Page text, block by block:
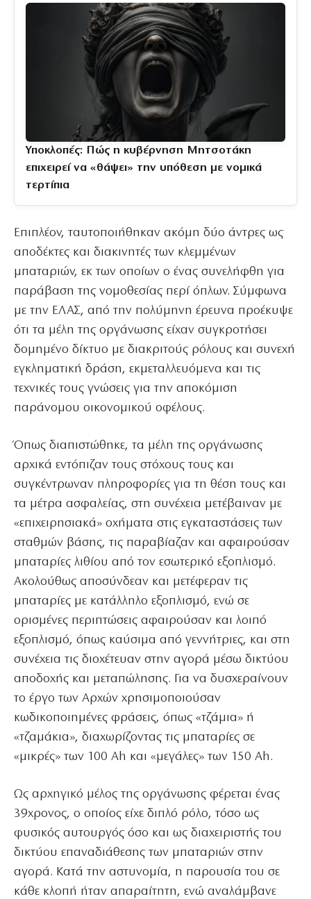
Υποκλοπές: Πώς η κυβέρνηση Μητσοτάκη
επιχειρεί να «θάψει» την υπόθεση με νομικά
τερτίπια
Επιπλέον, ταυτοποιήθηκαν ακόμη δύο άντρες ως
αποδέκτες και διακινητές των κλεμμένων
μπαταριών, εκ των οποίων ο ένας συνελήφθη για
παράβαση της νομοθεσίας περί όπλων. Σύμφωνα
με την ΕΛΑΣ, από την πολύμηνη έρευνα προέκυψε
ότι τα μέλη της οργάνωσης είχαν συγκροτήσει
δομημένο δίκτυο με διακριτούς ρόλους και συνεχή
εγκληματική δράση, εκμεταλλευόμενα και τις
τεχνικές τους γνώσεις για την αποκόμιση
παράνομου οικονομικού οφέλους.
Όπως διαπιστώθηκε, τα μέλη της οργάνωσης
αρχικά εντόπιζαν τους στόχους τους και
συγκέντρωναν πληροφορίες για τη θέση τους και
τα μέτρα ασφαλείας, στη συνέχεια μετέβαιναν με
«επιχειρησιακά» οχήματα στις εγκαταστάσεις των
σταθμών βάσης, τις παραβίαζαν και αφαιρούσαν
μπαταρίες λιθίου από τον εσωτερικό εξοπλισμό.
Ακολούθως αποσύνδεαν και μετέφεραν τις
μπαταρίες με κατάλληλο εξοπλισμό, ενώ σε
ορισμένες περιπτώσεις αφαιρούσαν και λοιπό
εξοπλισμό, όπως καύσιμα από γεννήτριες, και στη
συνέχεια τις διοχέτευαν στην αγορά μέσω δικτύου
αποδοχής και μεταπώλησης. Για να δυσχεραίνουν
το έργο των Αρχών χρησιμοποιούσαν
κωδικοποιημένες φράσεις, όπως «τζάμια» ή
«τζαμάκια», διαχωρίζοντας τις μπαταρίες σε
«μικρές» των 100 Ah και «μεγάλες» των 150 Ah.
Ως αρχηγικό μέλος της οργάνωσης φέρεται ένας
39χρονος, ο οποίος είχε διπλό ρόλο, τόσο ως
φυσικός αυτουργός όσο και ως διαχειριστής του
δικτύου επαναδιάθεσης των μπαταριών στην
αγορά. Κατά την αστυνομία, η παρουσία του σε
κάθε κλοπή ήταν απαραίτητη, ενώ αναλάμβανε